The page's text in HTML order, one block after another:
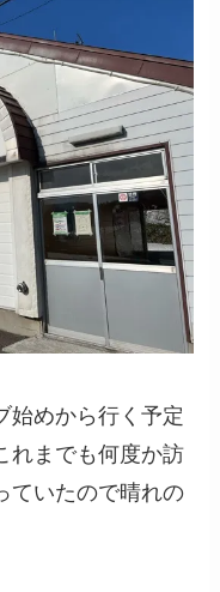
始めから行く予定
れまでも何度か訪
ていたので晴れの